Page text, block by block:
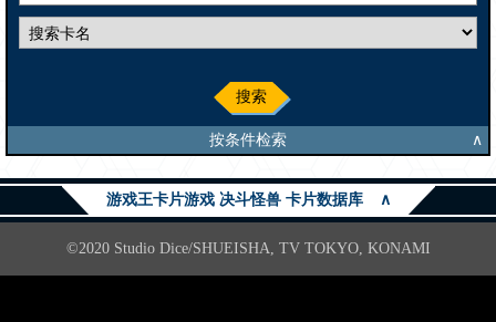
搜索
按条件检索 ∧
游戏王卡片游戏 决斗怪兽 卡片数据库 ∧
©2020 Studio Dice/SHUEISHA, TV TOKYO, KONAMI